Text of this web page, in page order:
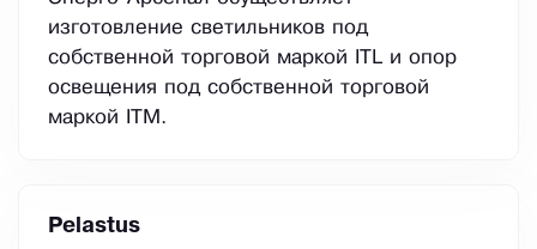
изготовление светильников под
собственной торговой маркой ITL и опор
освещения под собственной торговой
маркой ITM.
Pelastus